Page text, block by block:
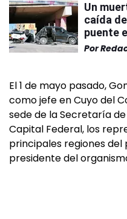
Un
caída
puente
Por
El 1 de mayo pasado,
como jefe en Cuyo del
sede de la Secretaría
Capital Federal, los
principales regiones
presidente del